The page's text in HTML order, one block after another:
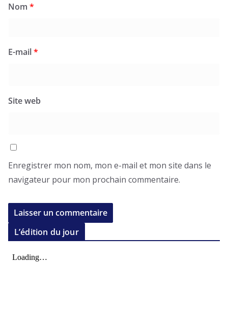
Nom *
E-mail*
Site web
Enregistrer mon nom, mon e-mail et mon site dans le
navigateur pour mon prochain commentaire.
L’édition du jour